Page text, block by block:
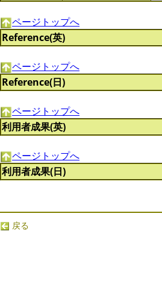
ページトップへ
Reference(英)
ページトップへ
Reference(日)
ページトップへ
利用者成果(英)
ページトップへ
利用者成果(日)
戻る